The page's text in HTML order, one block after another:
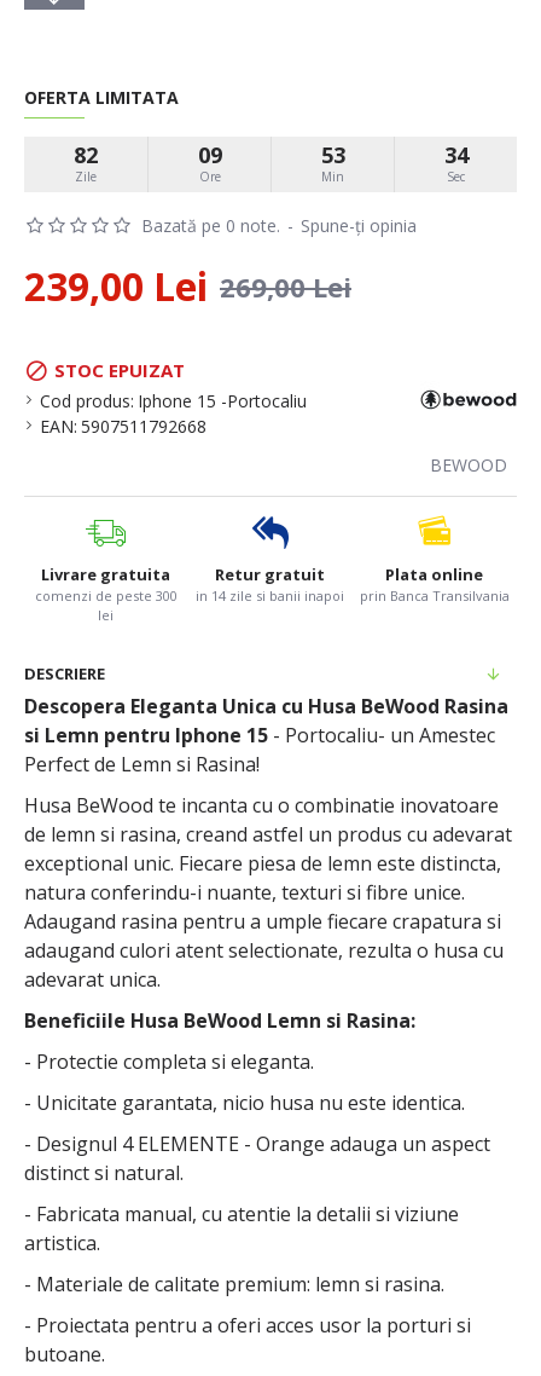
STOC EPUIZAT
Cod produs: Iphone 15 -Portocaliu
EAN: 5907511792668
BEWOOD
Bazată pe 0 note. - Spune-ţi opinia
OFERTA LIMITATA
82
Zile
09
Ore
53
Min
33
Sec
239,00 Lei 269,00 Lei
Livrare gratuita
comenzi de peste 300
lei
Retur gratuit
in 14 zile si banii inapoi
Plata online
prin Banca Transilvania
DESCRIERE
Descopera Eleganta Unica cu Husa BeWood Rasina
si Lemn pentru Iphone 15 - Portocaliu- un Amestec
Perfect de Lemn si Rasina!
Husa BeWood te incanta cu o combinatie inovatoare
de lemn si rasina, creand astfel un produs cu adevarat
exceptional unic. Fiecare piesa de lemn este distincta,
natura conferindu-i nuante, texturi si fibre unice.
Adaugand rasina pentru a umple fiecare crapatura si
adaugand culori atent selectionate, rezulta o husa cu
adevarat unica.
Beneficiile Husa BeWood Lemn si Rasina:
- Protectie completa si eleganta.
- Unicitate garantata, nicio husa nu este identica.
- Designul 4 ELEMENTE - Orange adauga un aspect
distinct si natural.
- Fabricata manual, cu atentie la detalii si viziune
artistica.
- Materiale de calitate premium: lemn si rasina.
- Proiectata pentru a oferi acces usor la porturi si
butoane.